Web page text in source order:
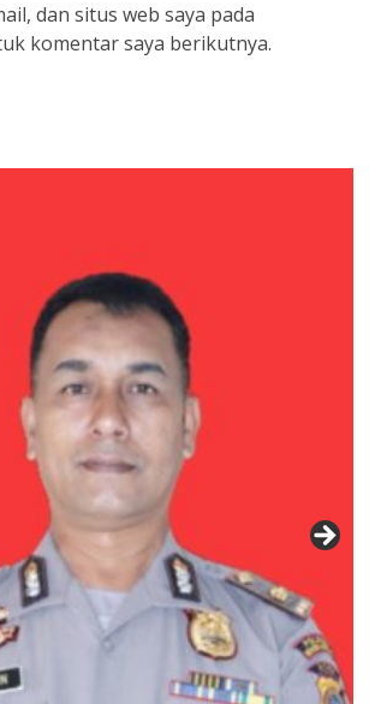
dan situs web saya pada
komentar saya berikutnya.